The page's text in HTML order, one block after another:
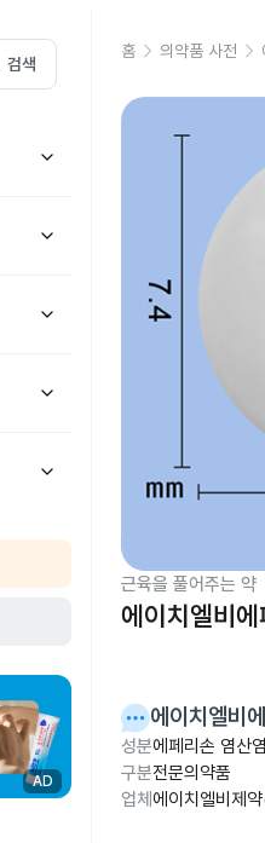
검색
AD
홈 의약품 사전
근육을 풀어주는 약
에이치엘비
에이치엘비
성분에페리손 염산
구분전문의약품
업체 에이치엘비제